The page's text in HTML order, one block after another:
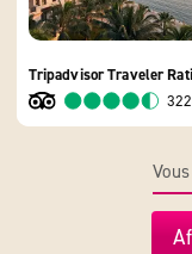
Tripadvisor Traveler